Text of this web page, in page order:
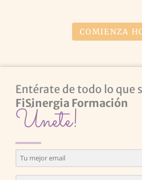
COMIENZA
Entérate de todo lo que
FiSinergia Formación
Únete!